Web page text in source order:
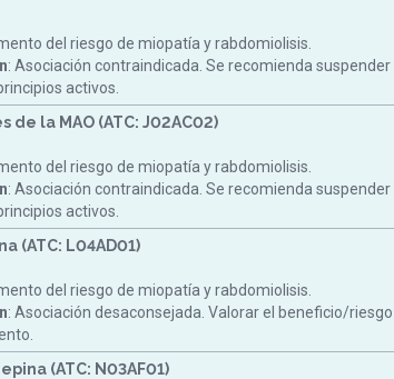
del riesgo de miopatía y rabdomiolisis.
: Asociación contraindicada. Se recomienda suspender
activos.
de la MAO (ATC: J02AC02)
del riesgo de miopatía y rabdomiolisis.
: Asociación contraindicada. Se recomienda suspender
activos.
(ATC: L04AD01)
del riesgo de miopatía y rabdomiolisis.
: Asociación desaconsejada. Valorar el beneficio/riesgo
(ATC: N03AF01)